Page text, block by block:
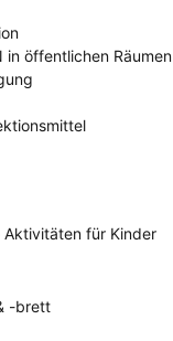
in öffentlichen Räumen
Aktivitäten für Kinder
-brett